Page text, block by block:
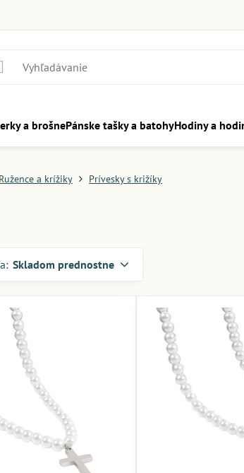
a brošnePánske tašky a batohyHodiny a
Ružence a krížiky Prívesky s križíky
Skladom prednostne